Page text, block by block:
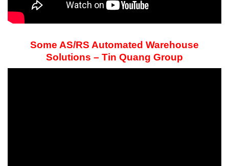
Some AS/RS Automated Warehouse
Solutions – Tin Quang Group